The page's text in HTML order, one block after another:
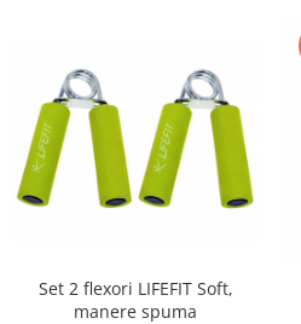
Set 2 flexori LIFEFIT Soft,
manere spuma